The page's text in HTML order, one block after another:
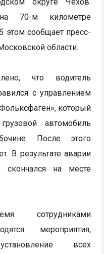
70-м километре
сообщает пресс-
области.
что водитель
с управлением
который
автомобиль
После этого
В результате аварии
скончался на месте
сотрудниками
мероприятия,
всех